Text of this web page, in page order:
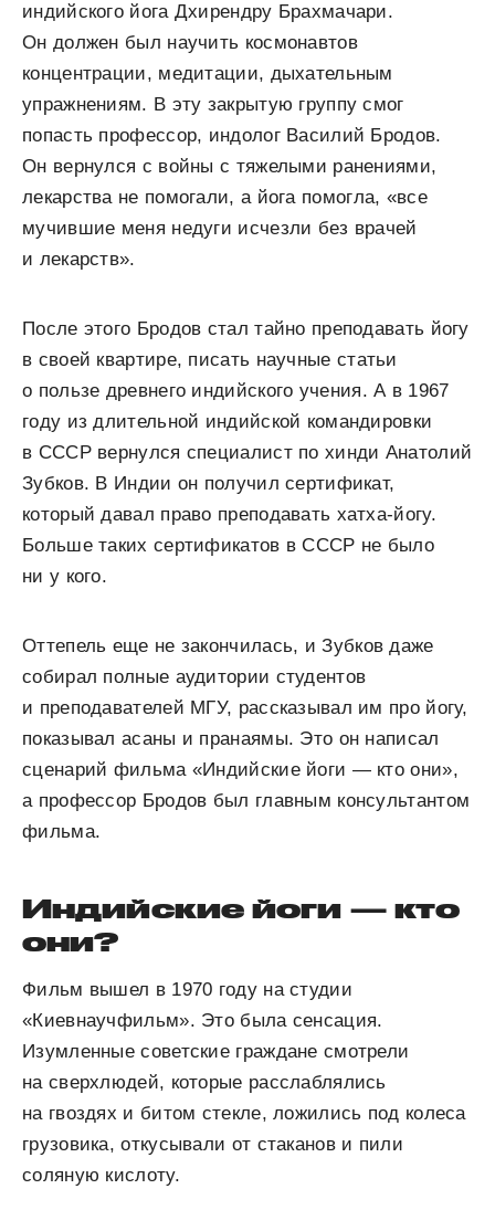
индийского йога Дхирендру Брахмачари.
Он должен был научить космонавтов
концентрации, медитации, дыхательным
упражнениям. В эту закрытую группу смог
попасть профессор, индолог Василий Бродов.
Он вернулся с войны с тяжелыми ранениями,
лекарства не помогали, а йога помогла, «все
мучившие меня недуги исчезли без врачей
и лекарств».
После этого Бродов стал тайно преподавать йогу
в своей квартире, писать научные статьи
о пользе древнего индийского учения. А в 1967
году из длительной индийской командировки
в СССР вернулся специалист по хинди Анатолий
Зубков. В Индии он получил сертификат,
который давал право преподавать хатха-йогу.
Больше таких сертификатов в СССР не было
ни у кого.
Оттепель еще не закончилась, и Зубков даже
собирал полные аудитории студентов
и преподавателей МГУ, рассказывал им про йогу,
показывал асаны и пранаямы. Это он написал
сценарий фильма «Индийские йоги — кто они»,
а профессор Бродов был главным консультантом
фильма.
Индийские йоги — кто
они?
Фильм вышел в 1970 году на студии
«Киевнаучфильм». Это была сенсация.
Изумленные советские граждане смотрели
на сверхлюдей, которые расслаблялись
на гвоздях и битом стекле, ложились под колеса
грузовика, откусывали от стаканов и пили
соляную кислоту.